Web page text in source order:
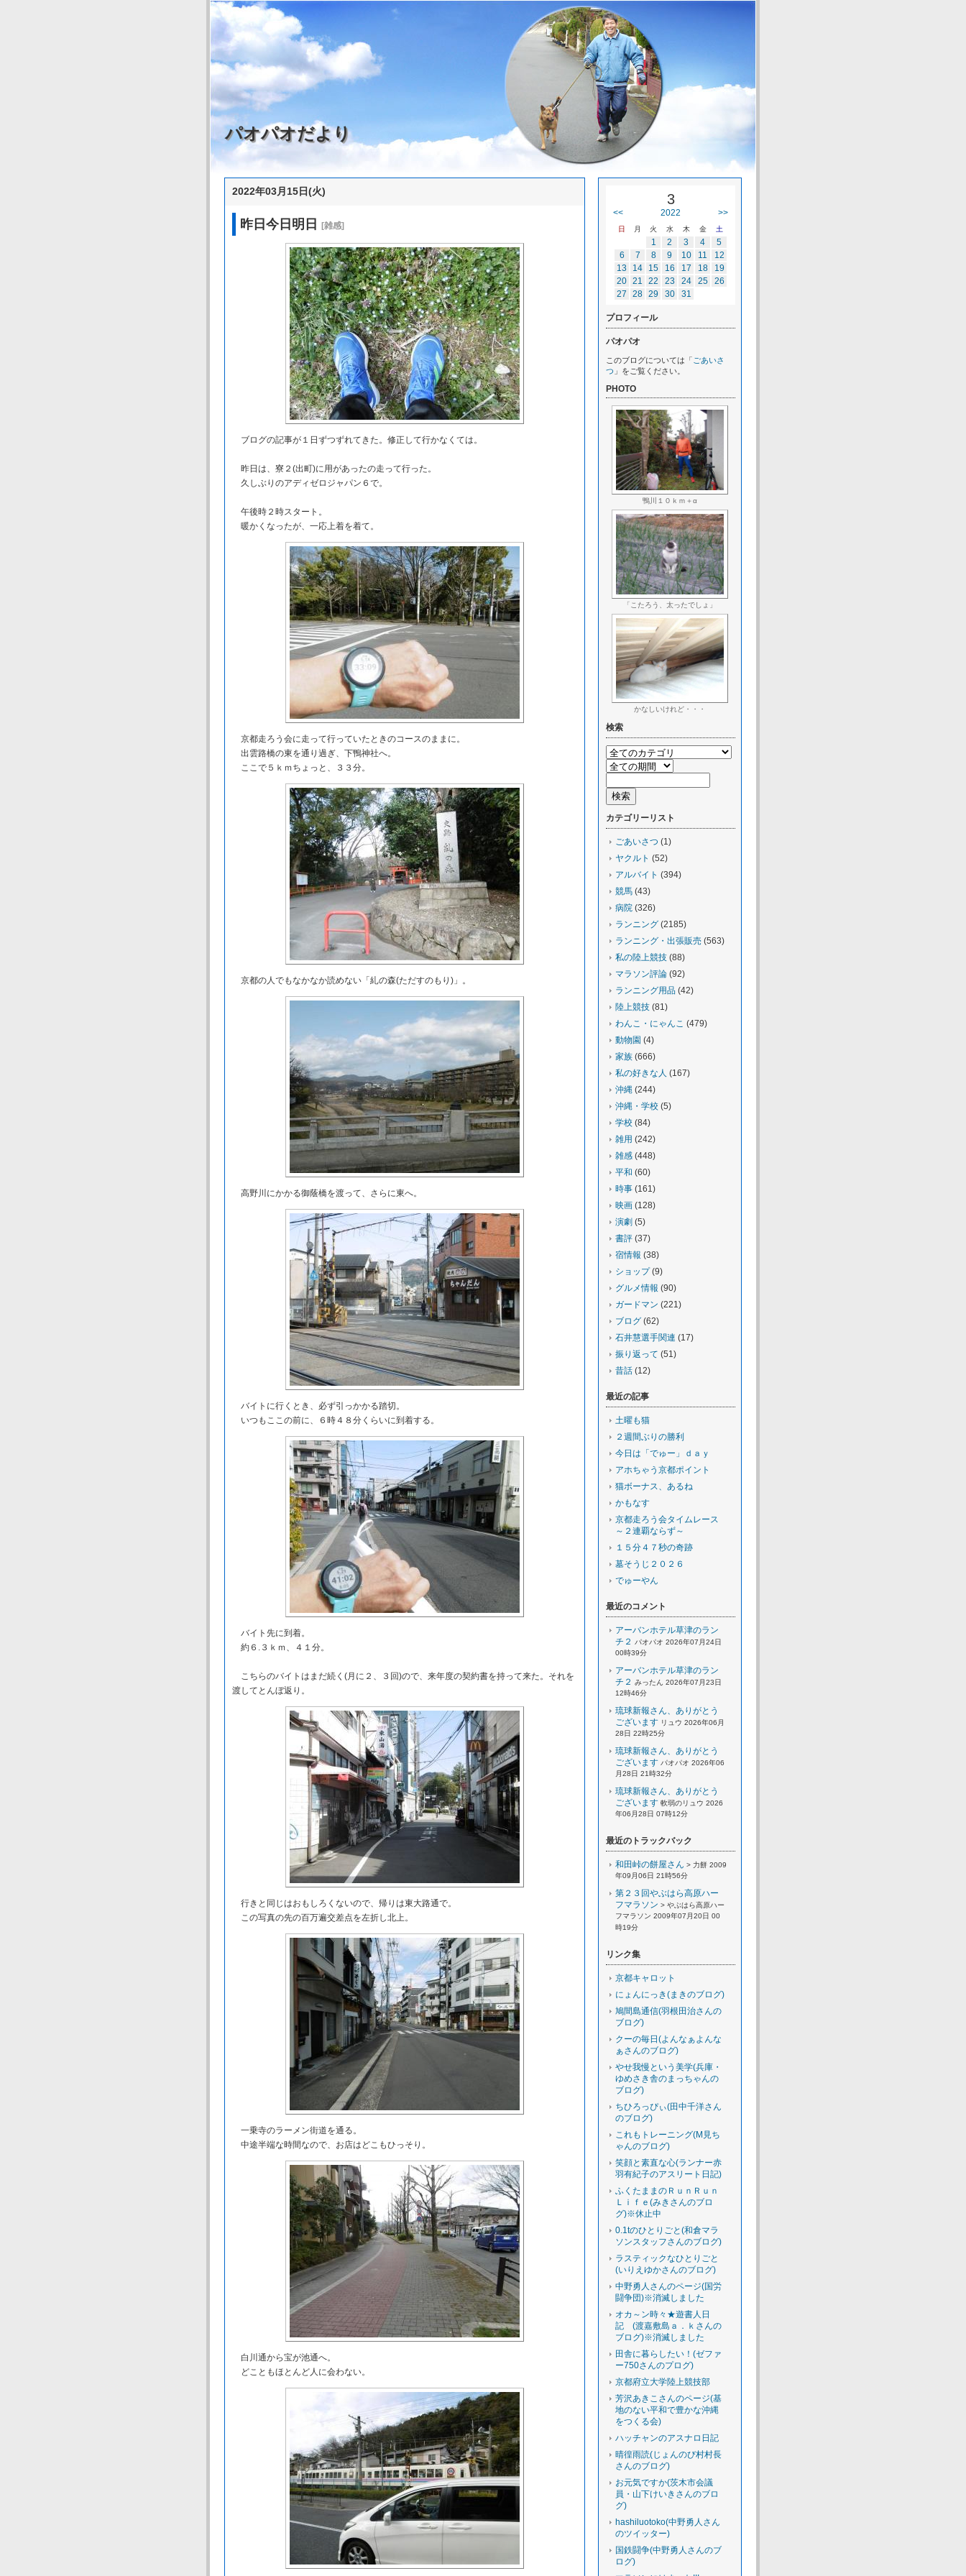
パオパオだより
2022年03月15日(火)
昨日今日明日 [雑感]
ブログの記事が１日ずつずれてきた。修正して行かなくては。
昨日は、寮２(出町)に用があったの走って行った。
久しぶりのアディゼロジャパン６で。
午後時２時スタート。
暖かくなったが、一応上着を着て。
京都走ろう会に走って行っていたときのコースのままに。
出雲路橋の東を通り過ぎ、下鴨神社へ。
ここで５ｋｍちょっと、３３分。
京都の人でもなかなか読めない「糺の森(ただすのもり)」。
高野川にかかる御蔭橋を渡って、さらに東へ。
バイトに行くとき、必ず引っかかる踏切。
いつもここの前に、６時４８分くらいに到着する。
バイト先に到着。
約６.３ｋｍ、４１分。
こちらのバイトはまだ続く(月に２、３回)ので、来年度の契約書を持って来た。それを
渡してとんぼ返り。
行きと同じはおもしろくないので、帰りは東大路通で。
この写真の先の百万遍交差点を左折し北上。
一乗寺のラーメン街道を通る。
中途半端な時間なので、お店はどこもひっそり。
白川通から宝が池通へ。
どこともほとんど人に会わない。
3
<< 2022 >>
日 月 火 水 木 金 土
1 2 3 4
5
6
7 8 9 10 11
12
13
14 15 16 17 18
19
20 21 22 23 24 25
26
27
28 29 30 31
プロフィール
パオパオ
このブログについては「 ごあいさ
つ 」をご覧ください。
PHOTO
鴨川１０ｋｍ＋α
「こたろう、太ったでしょ」
かなしいけれど・・・
検索
カテゴリーリスト
ごあいさつ (1)
ヤクルト (52)
アルバイト (394)
競馬 (43)
病院 (326)
ランニング (2185)
ランニング・出張販売 (563)
私の陸上競技 (88)
マラソン評論 (92)
ランニング用品 (42)
陸上競技 (81)
わんこ・にゃんこ (479)
動物園 (4)
家族 (666)
私の好きな人 (167)
沖縄 (244)
沖縄・学校 (5)
学校 (84)
雑用 (242)
雑感 (448)
平和 (60)
時事 (161)
映画 (128)
演劇 (5)
書評 (37)
宿情報 (38)
ショップ(9)
グルメ情報 (90)
ガードマン (221)
ブログ (62)
石井慧選手関連 (17)
振り返って (51)
昔話 (12)
最近の記事
土曜も猫
２週間ぶりの勝利
今日は「でゅー」ｄａｙ
アホちゃう京都ポイント
猫ボーナス、あるね
かもなす
京都走ろう会タイムレース
～２連覇ならず～
１５分４７秒の奇跡
墓そうじ２０２６
でゅーやん
最近のコメント
アーバンホテル草津のラン
チ２
パオパオ 2026年07月24日
00時39分
アーバンホテル草津のラン
チ２ みったん 2026年07月23日
12時46分
琉球新報さん、ありがとう
ございます リュウ 2026年06月
28日 22時25分
琉球新報さん、ありがとう
ございます パオパオ 2026年06
月28日 21時32分
琉球新報さん、ありがとう
ございます 軟弱のリュウ 2026
年06月28日 07時12分
最近のトラックバック
和田峠の餅屋さん > 力餅 2009
年09月06日 21時56分
第２３回やぶはら高原ハー
フマラソン > やぶはら高原ハー
フマラソン 2009年07月20日 00
時19分
リンク集
京都キャロット
にょんにっき(まきのブログ)
鳩間島通信(羽根田治さんの
ブログ)
クーの毎日(よんなぁよんな
ぁさんのブログ)
やせ我慢という美学(兵庫・
ゆめさき舎のまっちゃんの
ブログ)
ちひろっぴぃ(田中千洋さん
のブログ)
これもトレーニング(M見ち
ゃんのブログ)
笑顔と素直な心(ランナー赤
羽有紀子のアスリート日記)
ふくたままのＲｕｎＲｕｎ
Ｌｉｆｅ(みきさんのブロ
グ)※休止中
0.1tのひとりごと(和倉マラ
ソンスタッフさんのブログ)
ラスティックなひとりごと
(いりえゆかさんのブログ)
中野勇人さんのページ(国労
闘争団)※消滅しました
オカ～ン時々★遊書人日
記 (渡嘉敷島ａ．ｋさんの
ブログ)※消滅しました
田舎に暮らしたい！(ゼファ
ー750さんのプログ)
京都府立大学陸上競技部
芳沢あきこさんのページ(基
地のない平和で豊かな沖縄
をつくる会)
ハッチャンのアスナロ日記
晴徨雨読(じょんのび村村長
さんのブログ)
お元気ですか(茨木市会議
員・山下けいきさんのブロ
グ)
hashiluotoko(中野勇人さん
のツイッター)
国鉄闘争(中野勇人さんのブ
ログ)